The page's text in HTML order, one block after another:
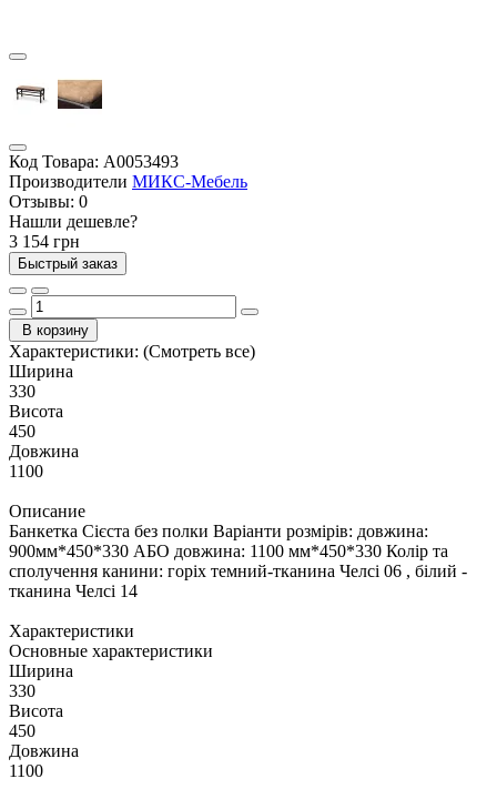
Код Товара: А0053493
Производители МИКС-Мебель
Отзывы: 0
Нашли дешевле?
3 154 грн
Быстрый заказ
В корзину
Характеристики: (Смотреть все)
Ширина
330
Висота
450
Довжина
1100
Описание
Банкетка Сієста без полки Варіанти розмірів: довжина:
900мм*450*330 АБО довжина: 1100 мм*450*330 Колір та
сполучення канини: горіх темний-тканина Челсі 06 , білий -
тканина Челсі 14
Характеристики
Основные характеристики
Ширина
330
Висота
450
Довжина
1100